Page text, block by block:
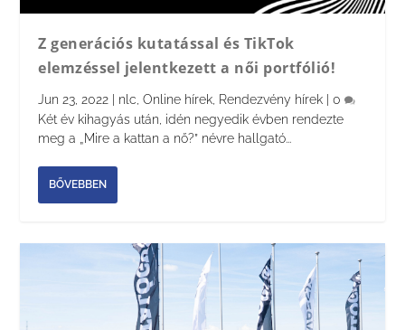
Z generációs kutatással és TikTok
elemzéssel jelentkezett a női portfólió!
Jun 23, 2022 nlc ,Online hírek Rendezvény hírek |0
Két év kihagyás után, idén negyedik évben rendezte
meg a „Mire a kattan a nő?” névre hallgató...
BŐVEBBEN